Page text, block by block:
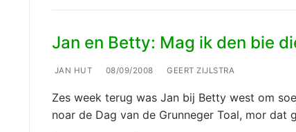
Jan en Betty: Mag ik den bie
JAN HUT 08/09/2008 GEERT ZIJLSTRA
Zes week terug was Jan bij Betty west om
noar de Dag van de Grunneger Toal, mor dat